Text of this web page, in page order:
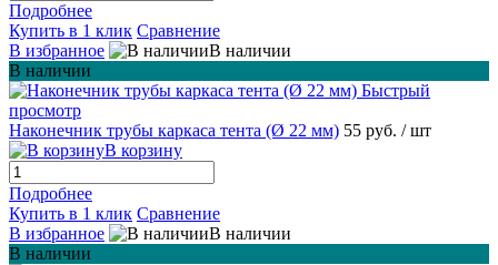
Подробнее
Купить в 1 клик Сравнение
В избранное
В наличии
В наличии
Быстрый
просмотр
Наконечник трубы каркаса тента (Ø 22 мм) 55 руб. / шт
В корзину
Подробнее
Купить в 1 клик Сравнение
В избранное
В наличии
В наличии